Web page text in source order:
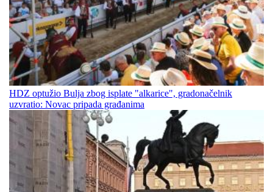
HDZ optužio Bulja zbog isplate "alkarice", gradonačelnik
uzvratio: Novac pripada građanima